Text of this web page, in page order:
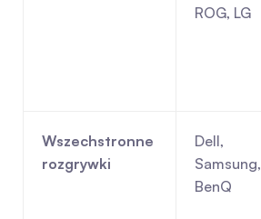
ROG, LG
Wszechstronne
rozgrywki
Dell,
Samsung,
BenQ